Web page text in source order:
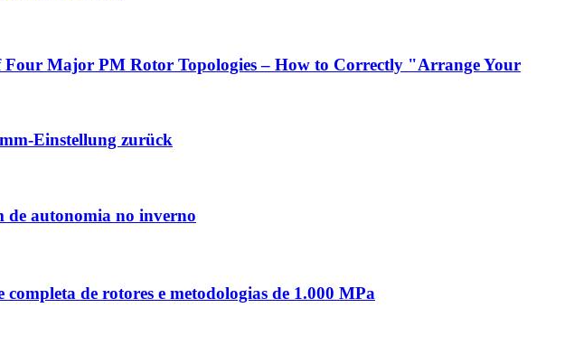
Four Major PM Rotor Topologies – How to Correctly "Arrange Your
Einstellung zurück
de autonomia no inverno
de rotores e metodologias de 1.000 MPa